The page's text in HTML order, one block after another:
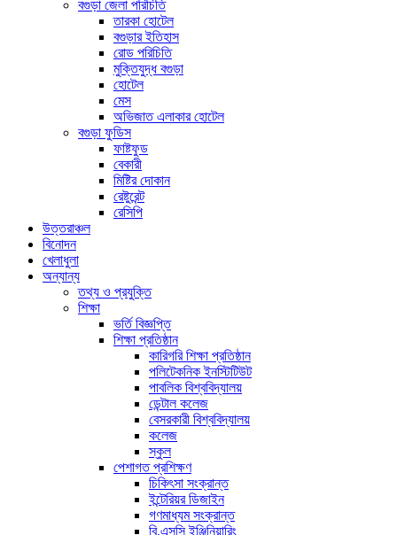
বগুড়া জেলা পরিচিতি
তারকা হোটেল
বগুড়ার ইতিহাস
রোড পরিচিতি
মুক্তিযুদ্ধ বগুড়া
হোটেল
মেস
অভিজাত এলাকার হোটেল
বগুড়া ফুডিস
ফাষ্টফুড
বেকারী
মিষ্টির দোকান
রেষ্টুরেন্ট
রেসিপি
উত্তরাঞ্চল
বিনোদন
খেলাধুলা
অন্যান্য
তথ্য ও প্রযুক্তি
শিক্ষা
ভর্তি বিজ্ঞপ্তি
শিক্ষা প্রতিষ্ঠান
কারিগরি শিক্ষা প্রতিষ্ঠান
পলিটেকনিক ইনস্টিটিউট
পাবলিক বিশ্ববিদ্যালয়
ডেন্টাল কলেজ
বেসরকারী বিশ্ববিদ্যালয়
কলেজ
স্কুল
পেশাগত প্রশিক্ষণ
চিকিৎসা সংক্রান্ত
ইন্টেরিয়র ডিজাইন
গণমাধ্যম সংক্রান্ত
বি.এসসি ইঞ্জিনিয়ারিং